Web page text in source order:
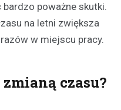
poważne skutki.
na letni zwiększa
w miejscu pracy.
czasu?